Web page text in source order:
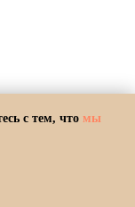
с тем, что мы